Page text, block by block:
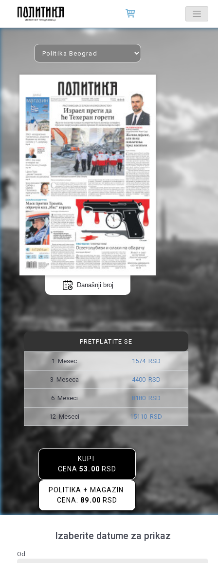
Današnji broj
PRETPLATITE SE
1 Mesec 1574 RSD
3 Meseca 4400 RSD
6 Meseci 8180 RSD
12 Meseci 15110 RSD
KUPI
CENA53.00 RSD
POLITIKA + MAGAZIN
CENA: 89.00 RSD
Izaberite datume za prikaz
Od